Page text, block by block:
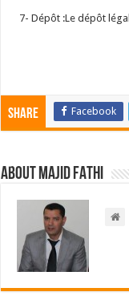
7- Dépôt :Le dépôt
Share Facebook
About Majid FATHI